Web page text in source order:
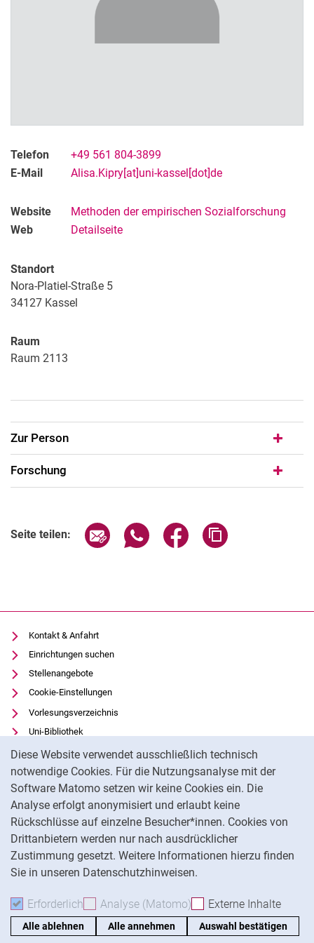
Diese Website verwendet ausschließlich technisch
notwendige Cookies. Für die Nutzungsanalyse mit der
Software Matomo setzen wir keine Cookies ein. Die
Analyse erfolgt anonymisiert und erlaubt keine
Rückschlüsse auf einzelne Besucher*innen. Cookies von
Drittanbietern werden nur nach ausdrücklicher
Zustimmung gesetzt. Weitere Informationen hierzu finden
Sie in unseren Datenschutzhinweisen.
Erforderlich Erforderliche Cookies akzeptieren
Analyse (Matomo) Analyse-Cookies
Externe Inhalte
Alle ablehnen Alle annehmen Auswahl bestätigen
Telefon
+49 561 804-3899
E-Mail
Alisa.Kipry[at]uni-kassel[dot]de
Website
Methoden der empirischen Sozialforschung
Web
Detailseite
Standort
Nora-Platiel-Straße 5
34127 Kassel
Raum
Raum 2113
Zur Person
Forschung
Seite teilen: Seite über E-Mail teilen
Seite über WhatsApp teilen
Seite über Facebook
Kontakt & Anfahrt
Einrichtungen suchen
Stellenangebote
Cookie-Einstellungen
Vorlesungsverzeichnis
Uni-Bibliothek
Moodle
Panopto
Datenschutz
Barrierefreiheit
Transparenter KI-Einsatz
Impressum